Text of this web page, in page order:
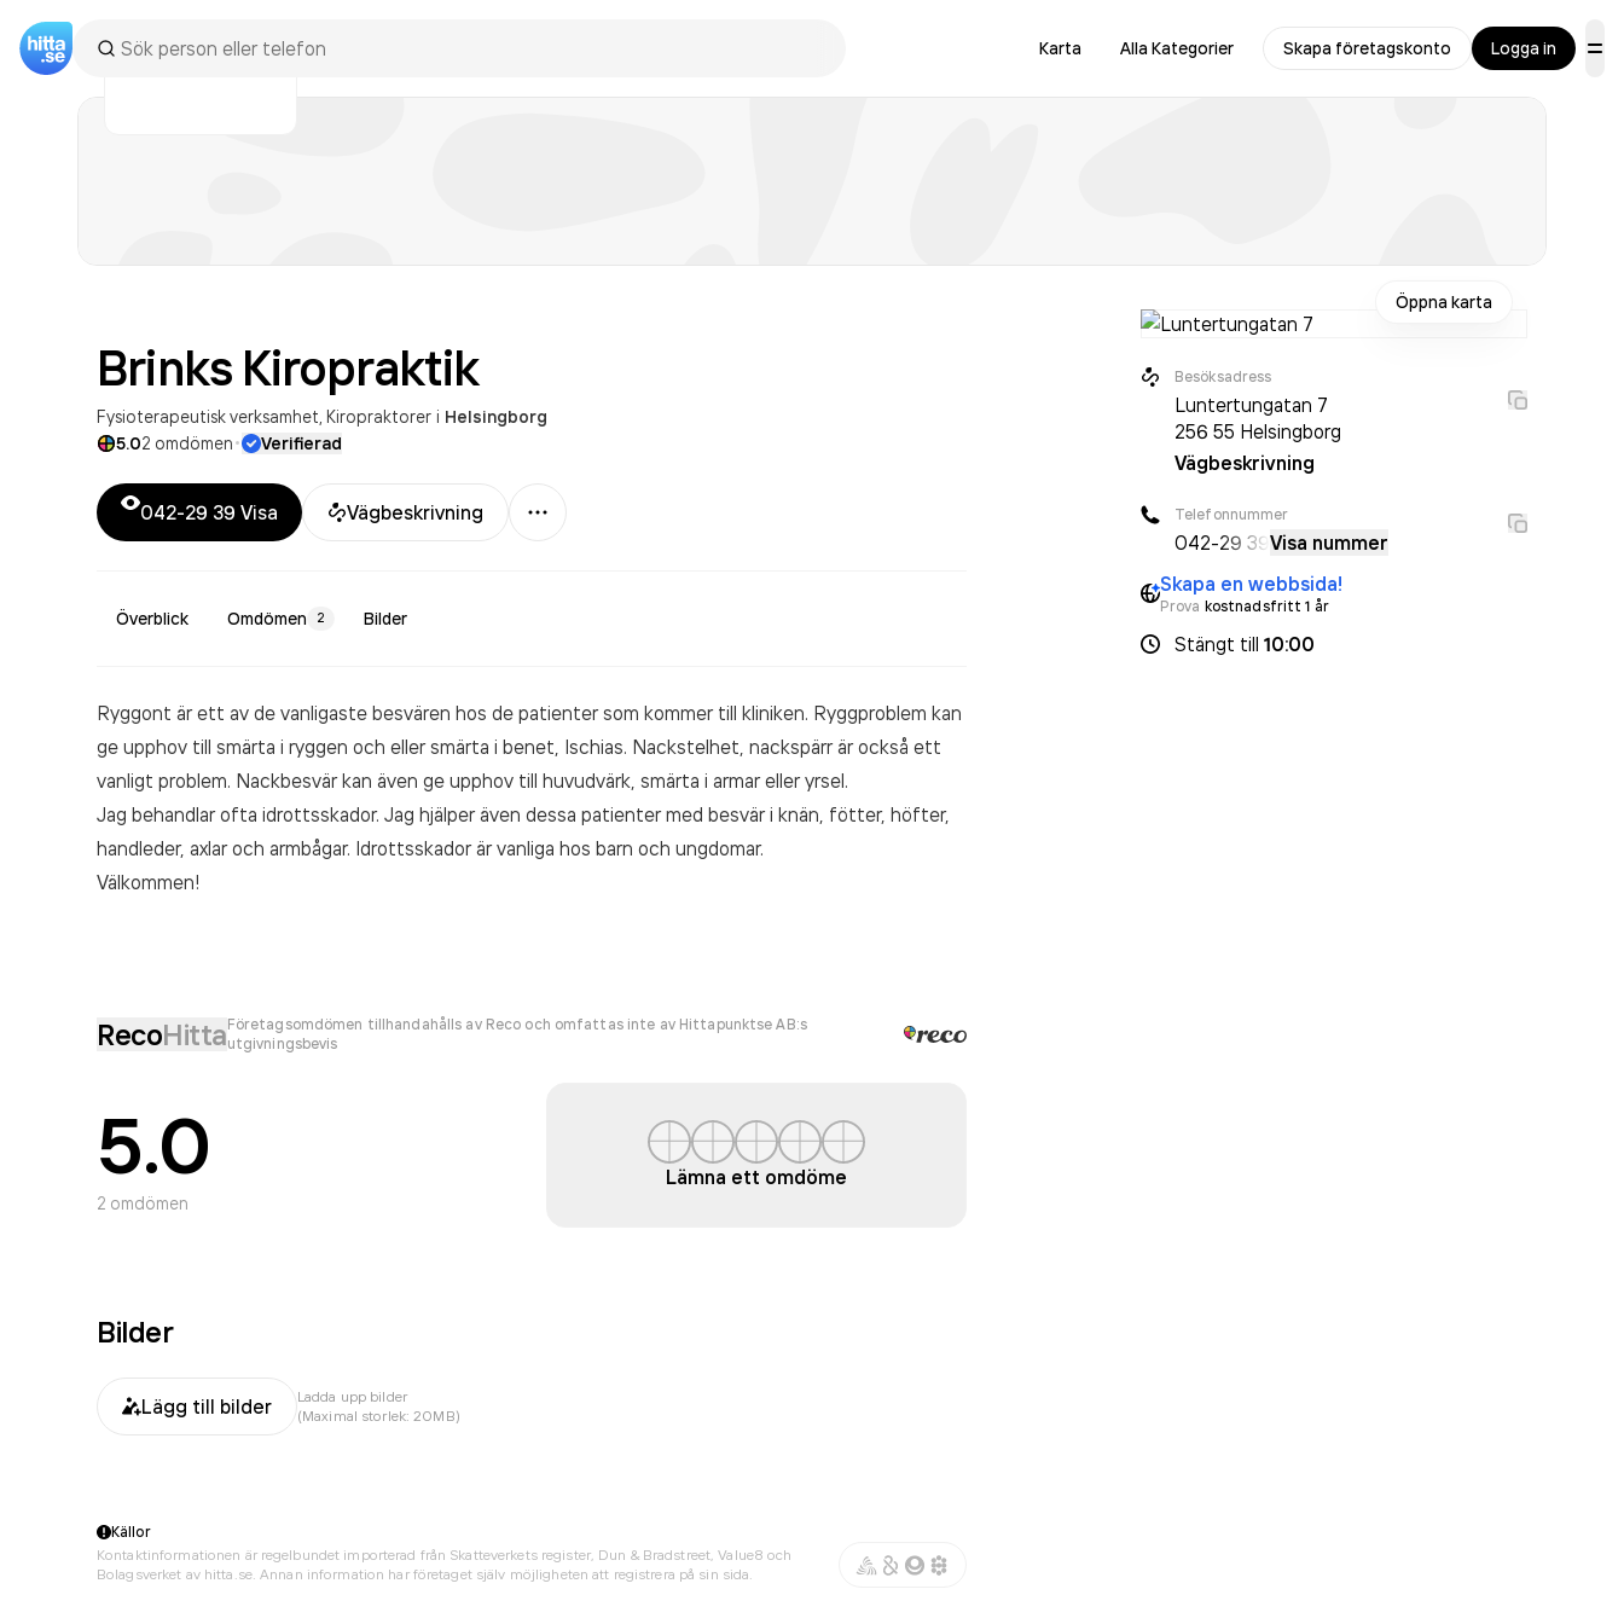
Karta Alla Kategorier Skapa företagskonto Logga in
Brinks Kiropraktik
Fysioterapeutisk verksamhet Kiropraktorer i Helsingborg
5.02 omdömen· Verifierad
042-29 39 Visa Vägbeskrivning
Mer
Överblick Omdömen 2 Bilder
Ryggont är ett av de vanligaste besvären hos de patienter som kommer till kliniken. Ryggproblem kan
ge upphov till smärta i ryggen och eller smärta i benet, Ischias. Nackstelhet, nackspärr är också ett
vanligt problem. Nackbesvär kan även ge upphov till huvudvärk, smärta i armar eller yrsel.
Jag behandlar ofta idrottsskador. Jag hjälper även dessa patienter med besvär i knän, fötter, höfter,
handleder, axlar och armbågar. Idrottsskador är vanliga hos barn och ungdomar.
Välkommen!
RecoHittaFöretagsomdömen tillhandahålls av Reco och omfattas inte av Hittapunktse AB:s
utgivningsbevis
5.0
2 omdömen
Lämna ett omdöme
Bilder
Lägg till bilder
Ladda upp bilder
(Maximal storlek: 20MB)
Öppna karta
Besöksadress
Luntertungatan 7
256 55 Helsingborg
Vägbeskrivning
Telefonnummer
042-29 39 Visa nummer
Skapa en webbsida!
Prova kostnadsfritt 1 år
Stängt till 10:00
Källor
Kontaktinformationen är regelbundet importerad från Skatteverkets register, Dun & Bradstreet, Value8 och
Bolagsverket av hitta.se. Annan information har företaget själv möjligheten att registrera på sin sida.